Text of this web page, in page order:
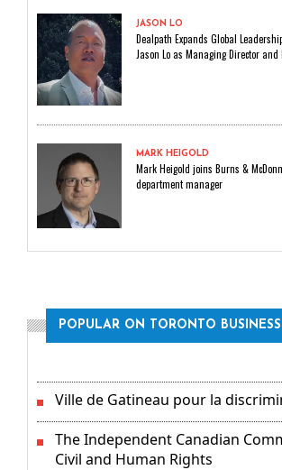
JASON LO
Dealpath Expands Global
Jason Lo as Managing Director and
MARK HEIGOLD
Mark Heigold joins Burns &
department manager
POPULAR ON TORONTO
Ville de Gatineau pour la
The Independent Canadian
Civil and Human Rights